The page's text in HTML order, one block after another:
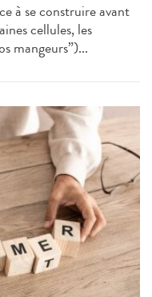
à se construire avant
cellules, les
mangeurs”)...